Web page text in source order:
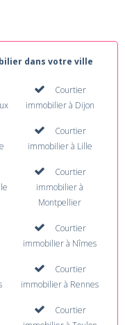
dans votre ville
Courtier
immobilier à Dijon
Courtier
immobilier à Lille
Courtier
immobilier à
Montpellier
Courtier
immobilier à Nîmes
Courtier
immobilier à Rennes
Courtier